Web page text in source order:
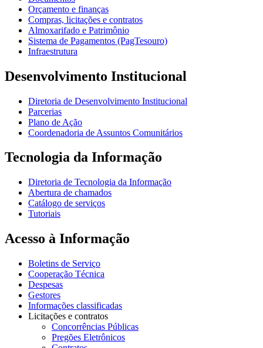
Orçamento e finanças
Compras, licitações e contratos
Almoxarifado e Patrimônio
Sistema de Pagamentos (PagTesouro)
Infraestrutura
Desenvolvimento Institucional
Diretoria de Desenvolvimento Institucional
Parcerias
Plano de Ação
Coordenadoria de Assuntos Comunitários
Tecnologia da Informação
Diretoria de Tecnologia da Informação
Abertura de chamados
Catálogo de serviços
Tutoriais
Acesso à Informação
Boletins de Serviço
Cooperação Técnica
Despesas
Gestores
Informações classificadas
Licitações e contratos
Concorrências Públicas
Pregões Eletrônicos